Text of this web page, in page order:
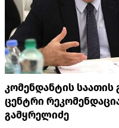
კომენდანტის საათის
ცენტრი
გამყრელიძე